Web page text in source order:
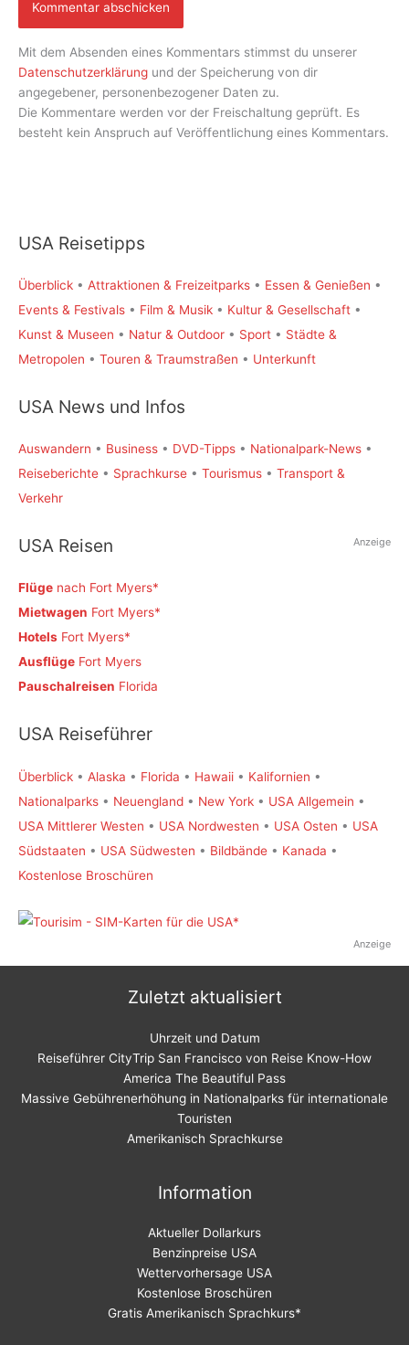
Mit dem Absenden eines Kommentars stimmst du unserer
Datenschutzerklärung und der Speicherung von dir
angegebener, personenbezogener Daten zu.
Die Kommentare werden vor der Freischaltung geprüft. Es
besteht kein Anspruch auf Veröffentlichung eines Kommentars.
USA Reisetipps
Überblick • Attraktionen & Freizeitparks • Essen & Genießen •
Events & Festivals • Film & Musik • Kultur & Gesellschaft •
Kunst & Museen • Natur & Outdoor • Sport • Städte &
Metropolen • Touren & Traumstraßen • Unterkunft
USA News und Infos
Auswandern • Business • DVD-Tipps • Nationalpark-News •
Reiseberichte • Sprachkurse • Tourismus • Transport &
Verkehr
Anzeige
USA Reisen
Flüge nach Fort Myers
Mietwagen Fort Myers
Hotels Fort Myers
Ausflüge Fort Myers
Pauschalreisen Florida
USA Reiseführer
Überblick • Alaska • Florida • Hawaii • Kalifornien •
Nationalparks • Neuengland • New York • USA Allgemein •
USA Mittlerer Westen • USA Nordwesten • USA Osten • USA
Südstaaten • USA Südwesten • Bildbände • Kanada •
Kostenlose Broschüren
Anzeige
Zuletzt aktualisiert
Uhrzeit und Datum
Reiseführer CityTrip San Francisco von Reise Know-How
America The Beautiful Pass
Massive Gebührenerhöhung in Nationalparks für internationale
Touristen
Amerikanisch Sprachkurse
Information
Aktueller Dollarkurs
Benzinpreise USA
Wettervorhersage USA
Kostenlose Broschüren
Gratis Amerikanisch Sprachkurs